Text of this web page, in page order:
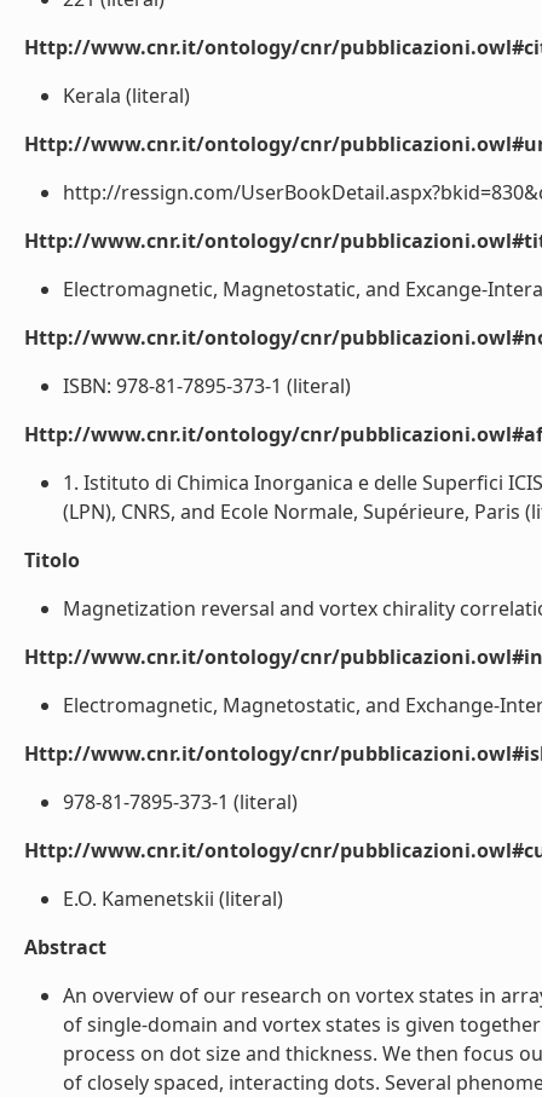
Http://www.cnr.it/ontology/cnr/
Kerala (literal)
Http://www.cnr.it/ontology/cnr/
http://ressign.com/
Http://www.cnr.it/ontology/cnr/
Electromagnetic, Magnetostatic, and Excange-
Http://www.cnr.it/ontology/cnr/
ISBN: 978-81-7895-373-1 (literal)
Http://www.cnr.it/ontology/cnr/
1. Istituto di Chimica Inorganica e delle Superfici
(LPN), CNRS, and Ecole Normale, Supérieure, Paris
Titolo
Magnetization reversal and vortex chirality
Http://www.cnr.it/ontology/cnr/
Electromagnetic, Magnetostatic, and Exchange-
Http://www.cnr.it/ontology/cnr/
978-81-7895-373-1 (literal)
Http://www.cnr.it/ontology/cnr/
E.O. Kamenetskii (literal)
Abstract
An overview of our research on vortex states in
of single-domain and vortex states is given
process on dot size and thickness. We then focus
of closely spaced, interacting dots. Several